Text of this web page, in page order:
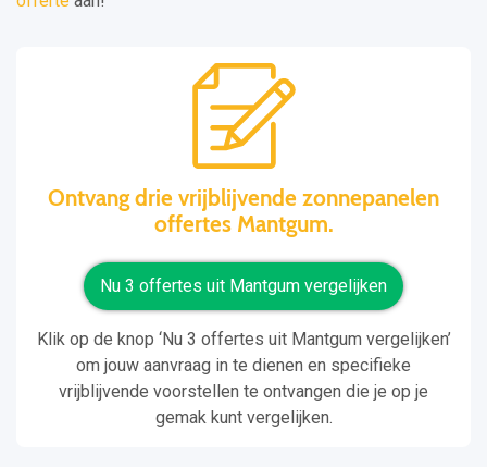
Ontvang drie vrijblijvende zonnepanelen
offertes Mantgum.
Nu 3 offertes uit Mantgum vergelijken
Klik op de knop ‘Nu 3 offertes uit Mantgum vergelijken’
om jouw aanvraag in te dienen en specifieke
vrijblijvende voorstellen te ontvangen die je op je
gemak kunt vergelijken.